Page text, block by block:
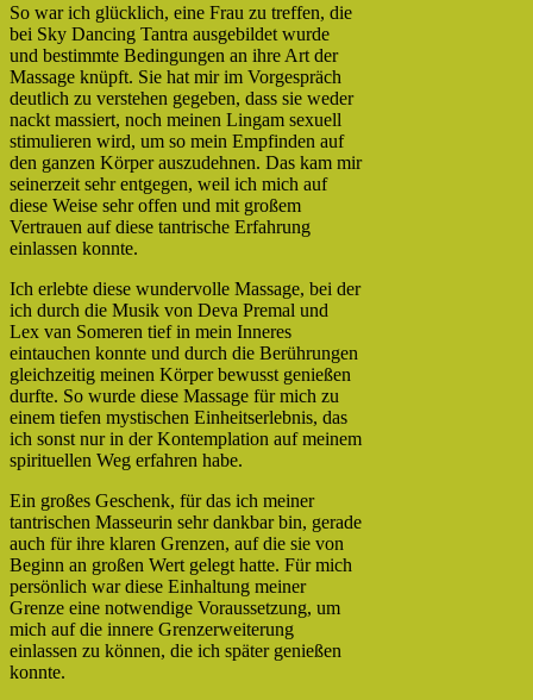
So war ich glücklich, eine Frau zu treffen, die
bei Sky Dancing Tantra ausgebildet wurde
und bestimmte Bedingungen an ihre Art der
Massage knüpft. Sie hat mir im Vorgespräch
deutlich zu verstehen gegeben, dass sie weder
nackt massiert, noch meinen Lingam sexuell
stimulieren wird, um so mein Empfinden auf
den ganzen Körper auszudehnen. Das kam mir
seinerzeit sehr entgegen, weil ich mich auf
diese Weise sehr offen und mit großem
Vertrauen auf diese tantrische Erfahrung
einlassen konnte.
Ich erlebte diese wundervolle Massage, bei der
ich durch die Musik von Deva Premal und
Lex van Someren tief in mein Inneres
eintauchen konnte und durch die Berührungen
gleichzeitig meinen Körper bewusst genießen
durfte. So wurde diese Massage für mich zu
einem tiefen mystischen Einheitserlebnis, das
ich sonst nur in der Kontemplation auf meinem
spirituellen Weg erfahren habe.
Ein großes Geschenk, für das ich meiner
tantrischen Masseurin sehr dankbar bin, gerade
auch für ihre klaren Grenzen, auf die sie von
Beginn an großen Wert gelegt hatte. Für mich
persönlich war diese Einhaltung meiner
Grenze eine notwendige Voraussetzung, um
mich auf die innere Grenzerweiterung
einlassen zu können, die ich später genießen
konnte.